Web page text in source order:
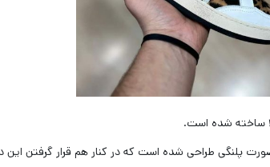
ساخته شده است.
طراحی شده است که در کنار هم قرار گرفتن این